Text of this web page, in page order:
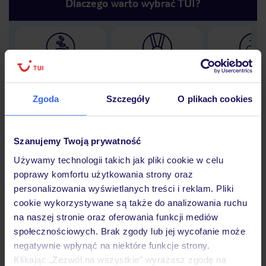
Zgoda Szczegóły O plikach cookies
Szanujemy Twoją prywatność
Używamy technologii takich jak pliki cookie w celu
poprawy komfortu użytkowania strony oraz
personalizowania wyświetlanych treści i reklam. Pliki
cookie wykorzystywane są także do analizowania ruchu
na naszej stronie oraz oferowania funkcji mediów
społecznościowych. Brak zgody lub jej wycofanie może
negatywnie wpłynąć na niektóre funkcje strony.
Klikając „Zezwól na wszystkie” wyrażasz zgodę na
Lider niskich cen 30 lat w
Hotel
Opinie
Pokoje